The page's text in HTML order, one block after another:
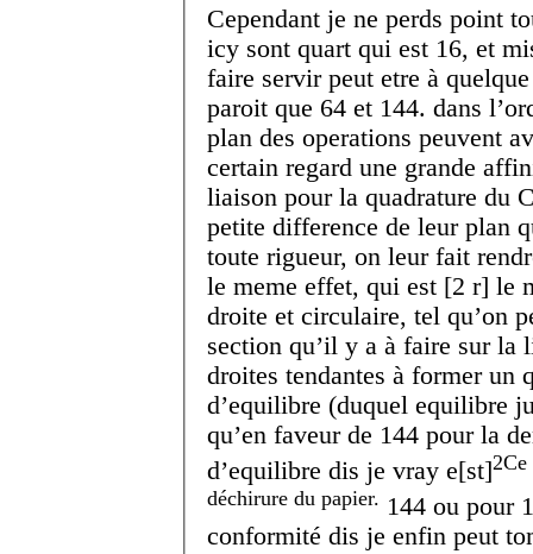
Cependant je ne perds point
icy sont quart qui est 16, et
faire servir peut etre à
paroit que 64 et 144. dans
plan des operations peuvent
certain regard une grande
liaison pour la quadrature du
petite difference de leur plan
toute rigueur, on leur fait
le meme effet, qui est [2 r] le
droite et circulaire, tel qu’on
section qu’il y a à faire sur la
droites tendantes à former un
d’equilibre (duquel equilibre
qu’en faveur de 144 pour la
d’equilibre dis je vray e[st]2Ce
déchirure du papier. 144 ou pour
conformité dis je enfin peut